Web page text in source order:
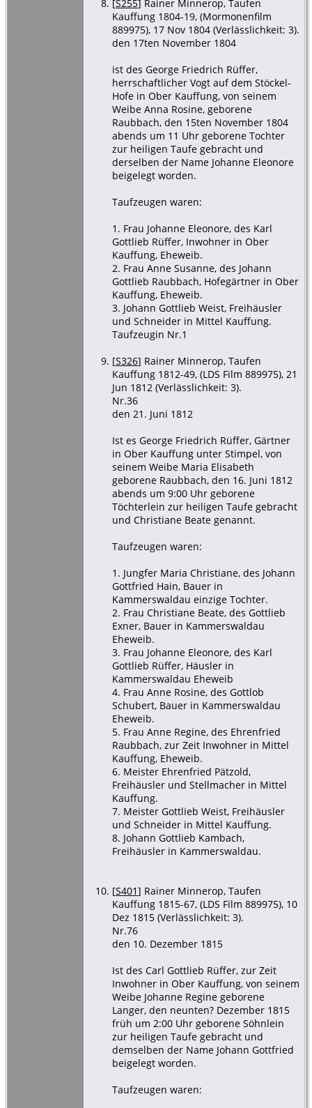
[S255] Rainer Minnerop, Taufen
Kauffung 1804-19, (Mormonenfilm
889975), 17 Nov 1804 (Verlässlichkeit: 3).
den 17ten November 1804
ist des George Friedrich Rüffer,
herrschaftlicher Vogt auf dem Stöckel-
Hofe in Ober Kauffung, von seinem
Weibe Anna Rosine, geborene
Raubbach, den 15ten November 1804
abends um 11 Uhr geborene Tochter
zur heiligen Taufe gebracht und
derselben der Name Johanne Eleonore
beigelegt worden.
Taufzeugen waren:
1. Frau Johanne Eleonore, des Karl
Gottlieb Rüffer, Inwohner in Ober
Kauffung, Eheweib.
2. Frau Anne Susanne, des Johann
Gottlieb Raubbach, Hofegärtner in Ober
Kauffung, Eheweib.
3. Johann Gottlieb Weist, Freihäusler
und Schneider in Mittel Kauffung.
Taufzeugin Nr.1
[S326] Rainer Minnerop, Taufen
Kauffung 1812-49, (LDS Film 889975), 21
Jun 1812 (Verlässlichkeit: 3).
Nr.36
den 21. Juni 1812
Ist es George Friedrich Rüffer, Gärtner
in Ober Kauffung unter Stimpel, von
seinem Weibe Maria Elisabeth
geborene Raubbach, den 16. Juni 1812
abends um 9:00 Uhr geborene
Töchterlein zur heiligen Taufe gebracht
und Christiane Beate genannt.
Taufzeugen waren:
1. Jungfer Maria Christiane, des Johann
Gottfried Hain, Bauer in
Kammerswaldau einzige Tochter.
2. Frau Christiane Beate, des Gottlieb
Exner, Bauer in Kammerswaldau
Eheweib.
3. Frau Johanne Eleonore, des Karl
Gottlieb Rüffer, Häusler in
Kammerswaldau Eheweib
4. Frau Anne Rosine, des Gottlob
Schubert, Bauer in Kammerswaldau
Eheweib.
5. Frau Anne Regine, des Ehrenfried
Raubbach, zur Zeit Inwohner in Mittel
Kauffung, Eheweib.
6. Meister Ehrenfried Pätzold,
Freihäusler und Stellmacher in Mittel
Kauffung.
7. Meister Gottlieb Weist, Freihäusler
und Schneider in Mittel Kauffung.
8. Johann Gottlieb Kambach,
Freihäusler in Kammerswaldau.
[S401] Rainer Minnerop, Taufen
Kauffung 1815-67, (LDS Film 889975), 10
Dez 1815 (Verlässlichkeit: 3).
Nr.76
den 10. Dezember 1815
Ist des Carl Gottlieb Rüffer, zur Zeit
Inwohner in Ober Kauffung, von seinem
Weibe Johanne Regine geborene
Langer, den neunten? Dezember 1815
früh um 2:00 Uhr geborene Söhnlein
zur heiligen Taufe gebracht und
demselben der Name Johann Gottfried
beigelegt worden.
Taufzeugen waren: